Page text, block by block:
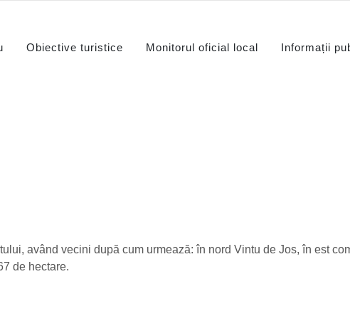
Obiective turistice Monitorul oficial local Informații
având vecini după cum urmează: în nord Vintu de Jos, în est
de hectare.